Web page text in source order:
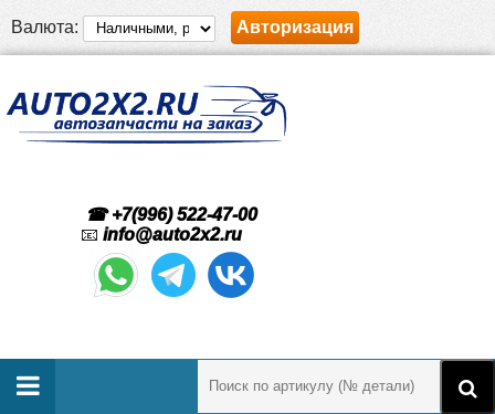
Валюта: Авторизация
☎ +7(996) 522-47-00
📧 info@auto2x2.ru